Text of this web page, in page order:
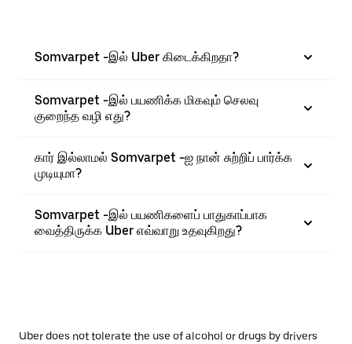
Somvarpet -இல் Uber கிடைக்கிறதா?
Somvarpet -இல் பயணிக்க மிகவும் செலவு
குறைந்த வழி எது?
கார் இல்லாமல் Somvarpet -ஐ நான் சுற்றிப் பார்க்க
முடியுமா?
Somvarpet -இல் பயணிகளைப் பாதுகாப்பாக
வைத்திருக்க Uber எவ்வாறு உதவுகிறது?
Uber does not tolerate the use of alcohol or drugs by drivers